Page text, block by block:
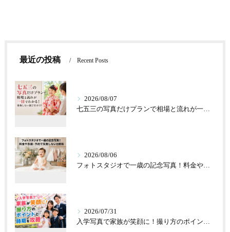
最近の投稿 Recent Posts
2026/08/07
七五三の写真だけプランで相場と流れが一目でわかる！後悔しない選び方ガイド
2026/08/06
フォトスタジオで一歳の記念写真！料金や衣装・予約で失敗しない比較術
2026/07/31
入学写真で家族が笑顔に！撮り方のポイントと時期を攻略